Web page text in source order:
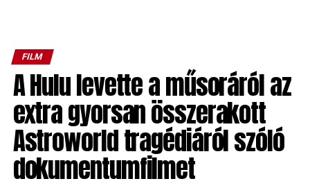
FILM
A Hulu levette a műsoráról az
extra gyorsan összerakott
Astroworld tragédiáról szóló
dokumentumfilmet